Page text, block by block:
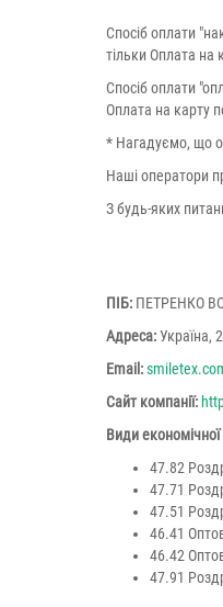
Спосіб оплати
тільки Оплата на
Спосіб оплати
Оплата на карту
* Нагадуємо, що
Наші оператори
З будь-яких
ПІБ: ПЕТРЕНКО
Адреса:Україна,
Email:
Сайт компанії:
Види економічної
47.82
47.71
47.51
46.41
46.42
47.91